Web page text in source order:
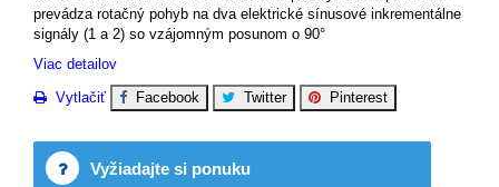
prevádza rotačný pohyb na dva elektrické sínusové inkrementálne
signály (1 a 2) so vzájomným posunom o 90°
Viac detailov
Vytlačiť
Facebook Twitter Pinterest
Vyžiadajte si ponuku